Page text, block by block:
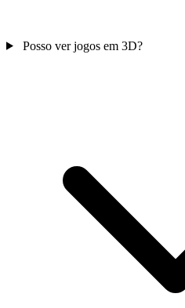
Posso ver jogos em 3D?